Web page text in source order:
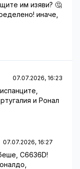
им изяви? 🤔
иначе,
07.07.2026, 16:23
и Ронал
07.07.2026, 16:27
C6636D!